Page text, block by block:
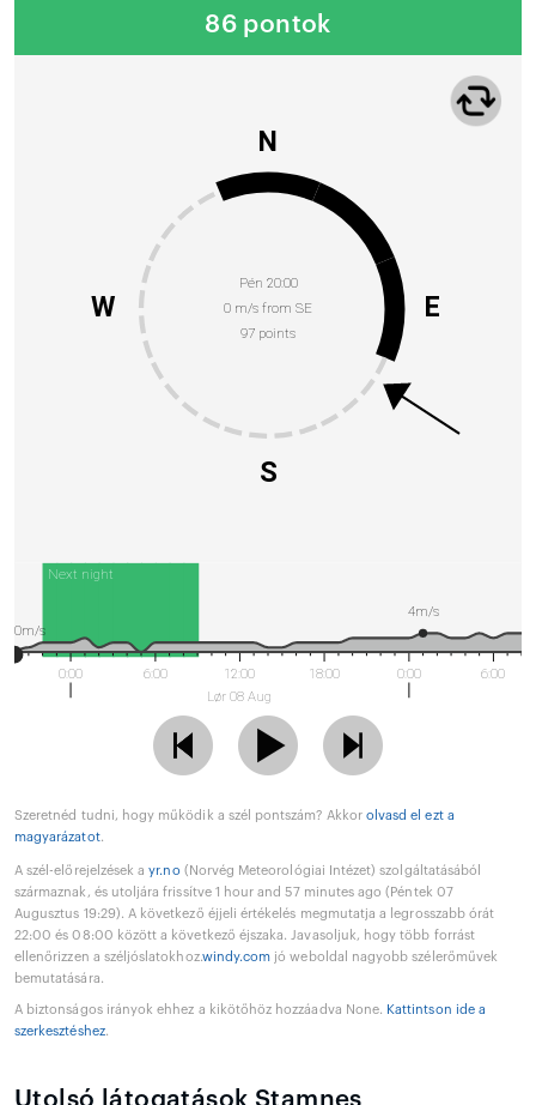
86 pontok
Pén 20:00
0 m/s from SE
97 points
N
E
S
W
Next night
0:00 6:00
12:00
Lør 08 Aug
18:00 0:00 6:00
4m/s
0m/s
Szeretnéd tudni, hogy működik a szél pontszám? Akkor olvasd el ezt a
magyarázatot.
A szél-előrejelzések ayr.no (Norvég Meteorológiai Intézet) szolgáltatásából
származnak, és utoljára frissítve 1 hour and 57 minutes ago (Péntek 07
Augusztus 19:29). A következő éjjeli értékelés megmutatja a legrosszabb órát
22:00 és 08:00 között a következő éjszaka. Javasoljuk, hogy több forrást
ellenőrizzen a széljóslatokhoz.windy.com jó weboldal nagyobb szélerőművek
bemutatására.
A biztonságos irányok ehhez a kikötőhöz hozzáadva None. Kattintson ide a
szerkesztéshez.